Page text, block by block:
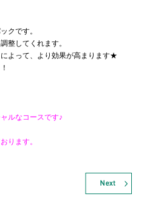
海泥パックです。
整してくれます。
よって、より効果が高まります★
ルなコースです♪
ります。